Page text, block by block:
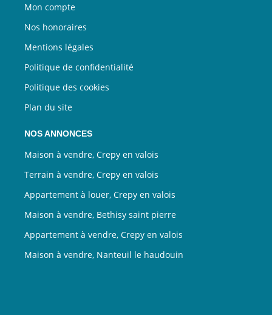
Mon compte
Nos honoraires
Mentions légales
Politique de confidentialité
Politique des cookies
Plan du site
NOS ANNONCES
Maison à vendre, Crepy en valois
Terrain à vendre, Crepy en valois
Appartement à louer, Crepy en valois
Maison à vendre, Bethisy saint pierre
Appartement à vendre, Crepy en valois
Maison à vendre, Nanteuil le haudouin